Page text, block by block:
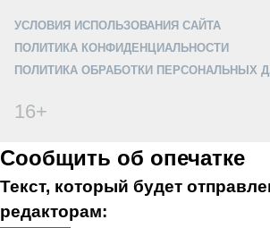
УСЛОВИЯ ИСПОЛЬЗОВАНИЯ САЙТА
ПОЛИТИКА КОНФИДЕНЦИАЛЬНОСТИ
ПОЛИТИКА ОБРАБОТКИ ПЕРСОНАЛЬНЫХ
16+
Сообщить об опечатке
Текст, который будет
редакторам: